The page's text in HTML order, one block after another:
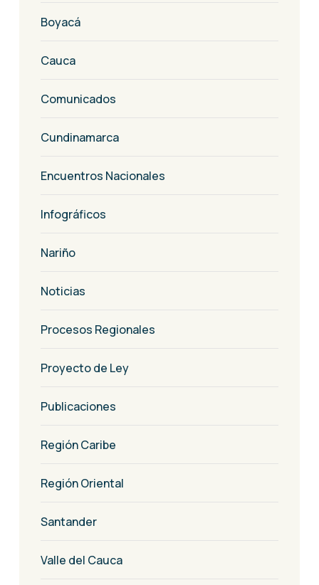
Boyacá
Cauca
Comunicados
Cundinamarca
Encuentros Nacionales
Infográficos
Nariño
Noticias
Procesos Regionales
Proyecto de Ley
Publicaciones
Región Caribe
Región Oriental
Santander
Valle del Cauca